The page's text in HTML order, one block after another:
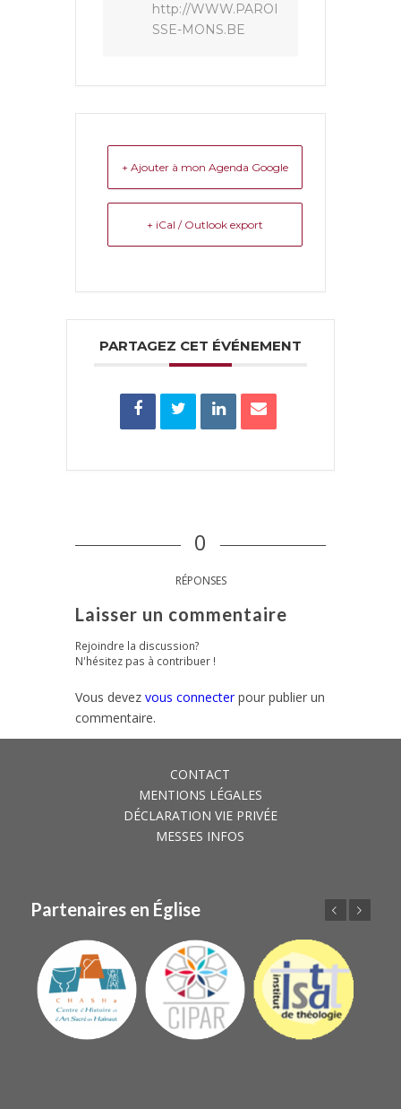
http://WWW.PAROI
SSE-MONS.BE
+ Ajouter à mon Agenda Google
+ iCal / Outlook export
PARTAGEZ CET ÉVÉNEMENT
0
RÉPONSES
Laisser un commentaire
Rejoindre la discussion?
N'hésitez pas à contribuer !
Vous devez vous connecterpour publier un
commentaire.
CONTACT
MENTIONS LÉGALES
DÉCLARATION VIE PRIVÉE
MESSES INFOS
Partenaires en Église